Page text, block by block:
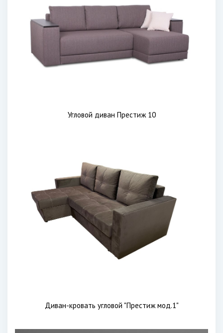
Угловой диван Престиж 10
Диван-кровать угловой "Престиж мод.1"